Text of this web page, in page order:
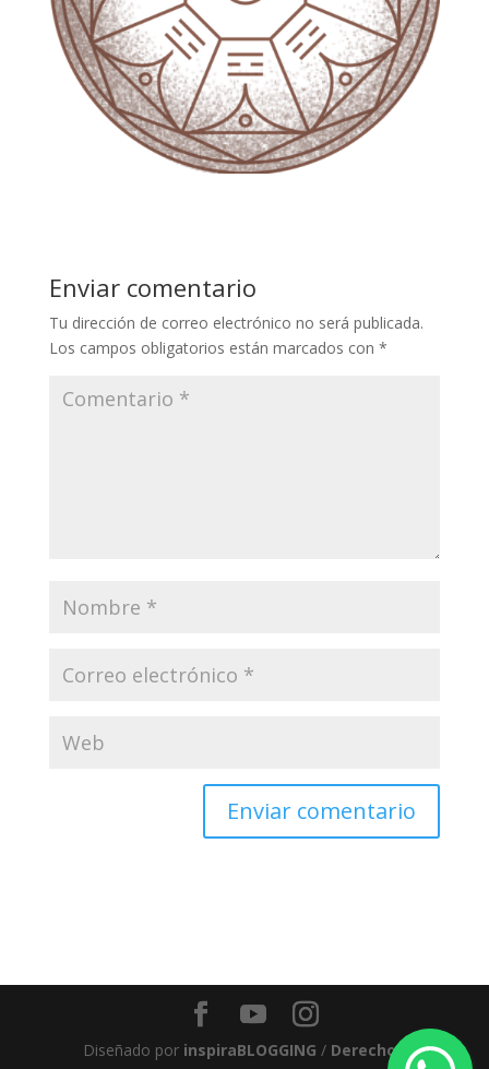
Enviar comentario
Tu dirección de correo electrónico no será publicada.
Los campos obligatorios están marcados con *
Diseñado por inspiraBLOGGING / Derechos